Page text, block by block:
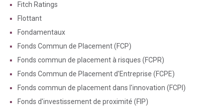
Fitch Ratings
Flottant
Fondamentaux
Fonds Commun de Placement (FCP)
Fonds commun de placement à risques (FCPR)
Fonds Commun de Placement d'Entreprise (FCPE)
Fonds commun de placement dans l'innovation (FCPI)
Fonds d'investissement de proximité (FIP)